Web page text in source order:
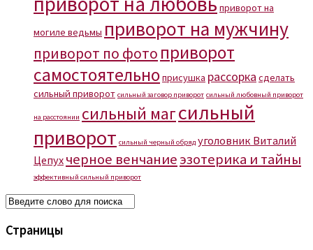
приворот на
могиле ведьмы приворот на мужчину
приворот по фото приворот
самостоятельноприсушка рассорка сделать
сильный приворот сильный заговор приворот сильный любовный приворот
на расстоянии сильный магсильный
приворот сильный черный обряд уголовник Виталий
Цепух черное венчаниеэзотерика и тайны
эффективный сильный приворот
Страницы